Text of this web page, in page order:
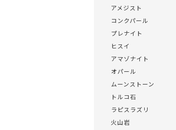
アメジスト
コンクパール
プレナイト
ヒスイ
アマゾナイト
オパール
ムーンストーン
トルコ石
ラピスラズリ
火山岩